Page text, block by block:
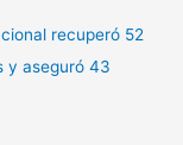
recuperó 52
y aseguró 43